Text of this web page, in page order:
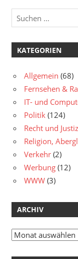
KATEGORIEN
Allgemein (68)
Fernsehen &
IT- und
Politik (124)
Recht und Justiz
Religion,
Verkehr (2)
Werbung (12)
WWW (3)
ARCHIV
Archiv